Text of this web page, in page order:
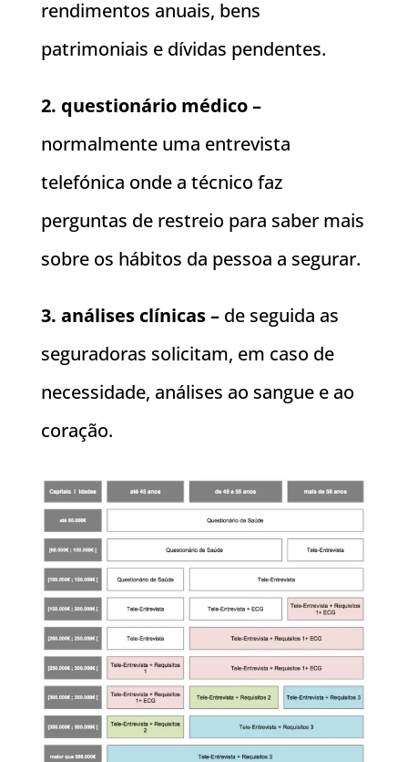
rendimentos anuais, bens
patrimoniais e dívidas pendentes.
2. questionário médico –
normalmente uma entrevista
telefónica onde a técnico faz
perguntas de restreio para saber mais
sobre os hábitos da pessoa a segurar.
3. análises clínicas –de seguida as
seguradoras solicitam, em caso de
necessidade, análises ao sangue e ao
coração.